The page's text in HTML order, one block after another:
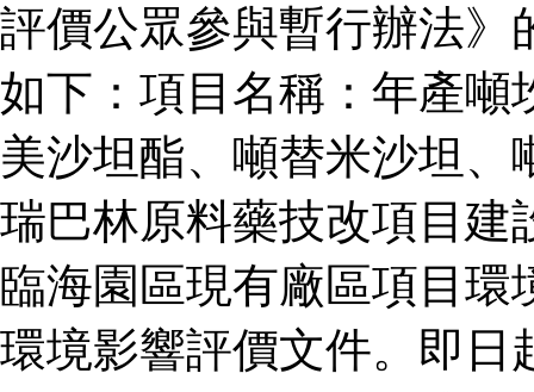
評價公眾參與暫行辦法》
如下：項目名稱：年產噸
美沙坦酯、噸替米沙坦
瑞巴林原料藥技改項目建
臨海園區現有廠區項目環
環境影響評價文件。即日